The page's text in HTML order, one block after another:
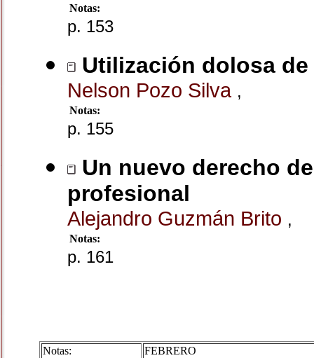
Notas:
p. 153
Utilización dolosa
Nelson Pozo Silva ,
Notas:
p. 155
Un nuevo derecho
profesional
Alejandro Guzmán Brito ,
Notas:
p. 161
Notas: FEBRERO